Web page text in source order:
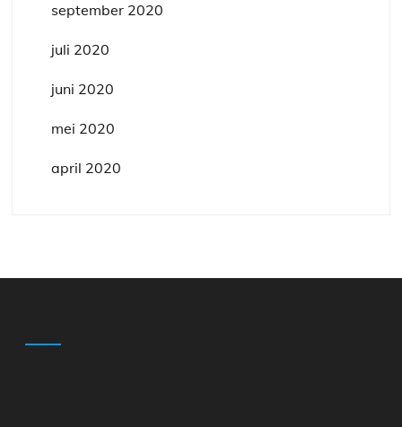
september 2020
juli 2020
juni 2020
mei 2020
april 2020